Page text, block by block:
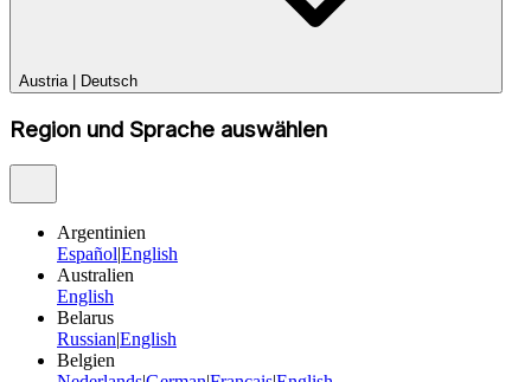
Austria| Deutsch
Region und Sprache auswählen
Argentinien
EspañolEnglish
Australien
English
Belarus
RussianEnglish
Belgien